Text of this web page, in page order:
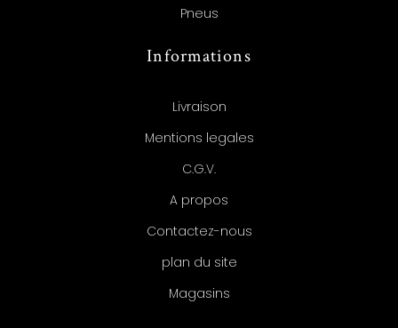
Pneus
Informations
Livraison
Mentions legales
C.G.V.
A propos
Contactez-nous
plan du site
Magasins